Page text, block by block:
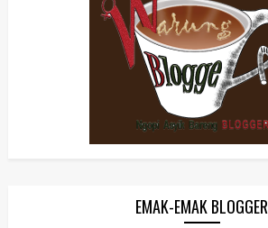
EMAK-EMAK BLOGGER